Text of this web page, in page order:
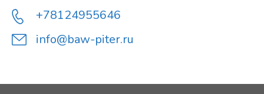
+78124955646
info@baw-piter.ru